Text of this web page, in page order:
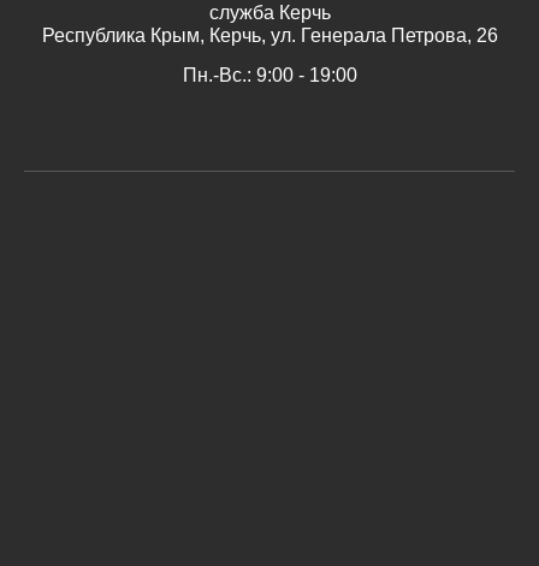
служба Керчь
Республика Крым, Керчь, ул. Генерала Петрова, 26
Пн.-Вс.: 9:00 - 19:00